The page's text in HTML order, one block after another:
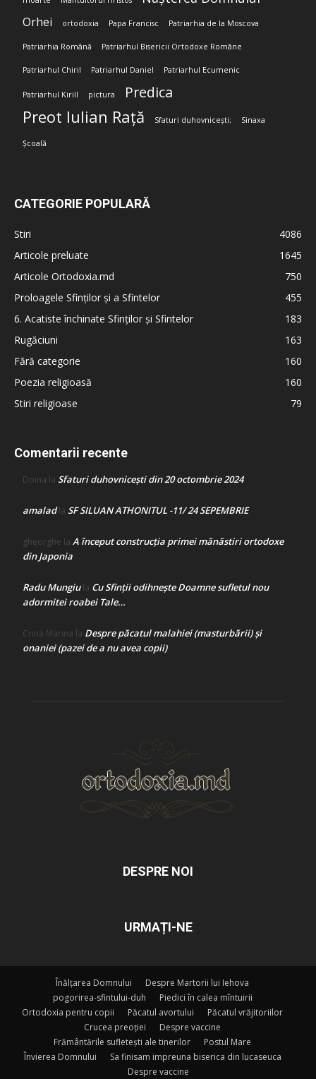
Orhei ortodoxia Papa Francisc Patriarhia de la Moscova
Patriarhia Română Patriarhul Bisericii Ortodoxe Române
Patriarhul Chiril Patriarhul Daniel Patriarhul Ecumenic
Patriarhul Kirill pictura Predica
Preot Iulian Rață Sfaturi duhovnicești; Sinaxa
Școală
CATEGORIE POPULARĂ
Stiri
4086
Articole preluate
1645
Articole Ortodoxia.md
750
Proloagele Sfinților și a Sfintelor
455
6. Acatiste închinate Sfinților și Sfintelor
183
Rugăciuni
163
Fără categorie
160
Poezia religioasă
160
Stiri religioase
79
Comentarii recente
Doina la Sfaturi duhovnicești din 20 octombrie 2024
amaladla SF SILUAN ATHONITUL -11/ 24 SEPEMBRIE
gheorghe la A început construcţia primei mănăstiri ortodoxe
din Japonia
Radu Mungiula Cu Sfinții odihnește Doamne sufletul nou
adormitei roabei Tale…
Crina Marina la Despre păcatul malahiei (masturbării) şi
onaniei (pazei de a nu avea copii)
DESPRE NOI
URMAȚI-NE
Înălțarea Domnului
Despre Martorii lui Iehova
pogorirea-sfintului-duh
Piedici în calea mîntuirii
Ortodoxia pentru copii
Păcatul avortului
Păcatul vrăjitoriilor
Crucea preoției
Despre vaccine
Frământările sufletești ale tinerilor
Postul Mare
Învierea Domnului
Sa finisam impreuna biserica din lucaseuca
Despre vaccine